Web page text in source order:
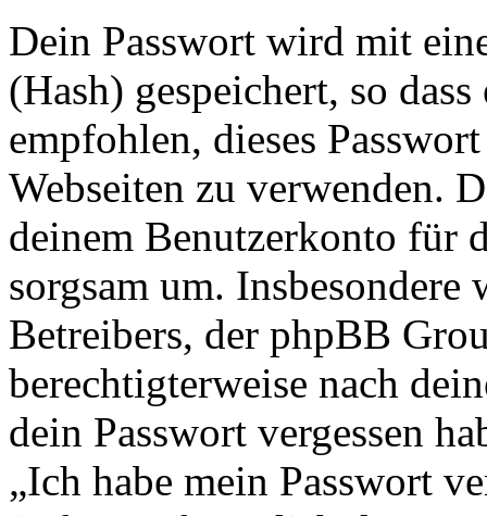
Dein Passwort wird mit
(Hash) gespeichert, so
empfohlen, dieses
Webseiten zu verwenden.
deinem Benutzerkonto für
sorgsam um.
Betreibers, der phpBB
berechtigterweise nach
dein Passwort vergessen
„Ich habe mein Passwort